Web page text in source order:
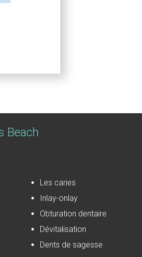
Beach
Les caries
Inlay-onlay
Obturation dentaire
Dévitalisation
Dents de sagesse